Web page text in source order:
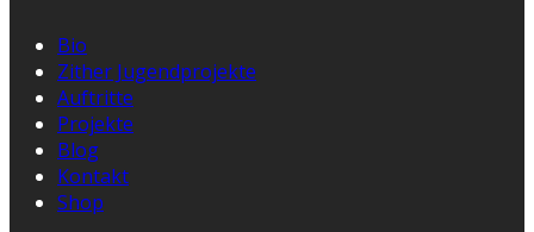
Bio
Zither Jugendprojekte
Auftritte
Projekte
Blog
Kontakt
Shop